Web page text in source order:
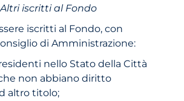
Altri iscritti al Fondo
iscritti al Fondo, con
di Amministrazione:
nello Stato della Città
non abbiano diritto
altro titolo;